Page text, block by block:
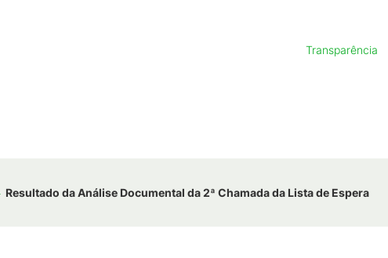
Transparência
Resultado da Análise Documental da 2ª Chamada da Lista de Espera